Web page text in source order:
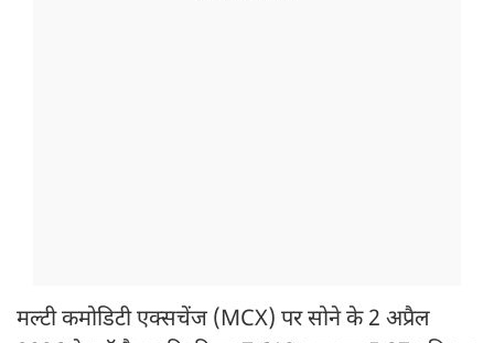
मल्टी कमोडिटी एक्सचेंज (MCX) पर सोने के 2 अप्रैल